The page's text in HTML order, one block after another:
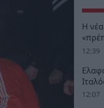
Η
12:39
12:07